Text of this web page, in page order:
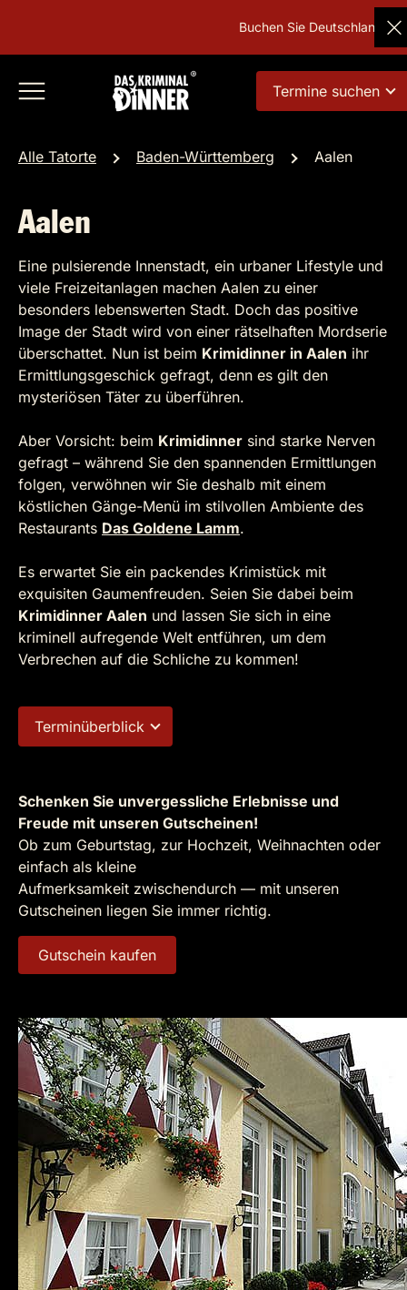
Buchen Sie Deutschlands
Termine suchen
Alle Tatorte Baden-Württemberg Aalen
Aalen
Eine pulsierende Innenstadt, ein urbaner Lifestyle und
viele Freizeitanlagen machen Aalen zu einer
besonders lebenswerten Stadt. Doch das positive
Image der Stadt wird von einer rätselhaften Mordserie
überschattet. Nun ist beim Krimidinner in Aalen ihr
Ermittlungsgeschick gefragt, denn es gilt den
mysteriösen Täter zu überführen.
Aber Vorsicht: beim Krimidinner sind starke Nerven
gefragt – während Sie den spannenden Ermittlungen
folgen, verwöhnen wir Sie deshalb mit einem
köstlichen Gänge-Menü im stilvollen Ambiente des
Restaurants Das Goldene Lamm.
Es erwartet Sie ein packendes Krimistück mit
exquisiten Gaumenfreuden. Seien Sie dabei beim
Krimidinner Aalen und lassen Sie sich in eine
kriminell aufregende Welt entführen, um dem
Verbrechen auf die Schliche zu kommen!
Terminüberblick
Schenken Sie unvergessliche Erlebnisse und
Freude mit unseren Gutscheinen!
Ob zum Geburtstag, zur Hochzeit, Weihnachten oder
einfach als kleine
Aufmerksamkeit zwischendurch — mit unseren
Gutscheinen liegen Sie immer richtig.
Gutschein kaufen